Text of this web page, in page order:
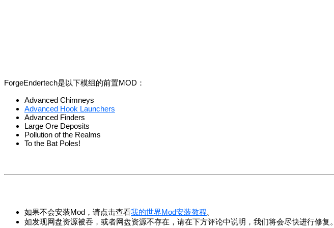
ForgeEndertech是以下模组的前置MOD：
Advanced Chimneys
Advanced Hook Launchers
Advanced Finders
Large Ore Deposits
Pollution of the Realms
To the Bat Poles!
如果不会安装Mod，请点击查看我的世界Mod安装教程。
如发现网盘资源被吞，或者网盘资源不存在，请在下方评论中说明，我们将会尽快进行修复。